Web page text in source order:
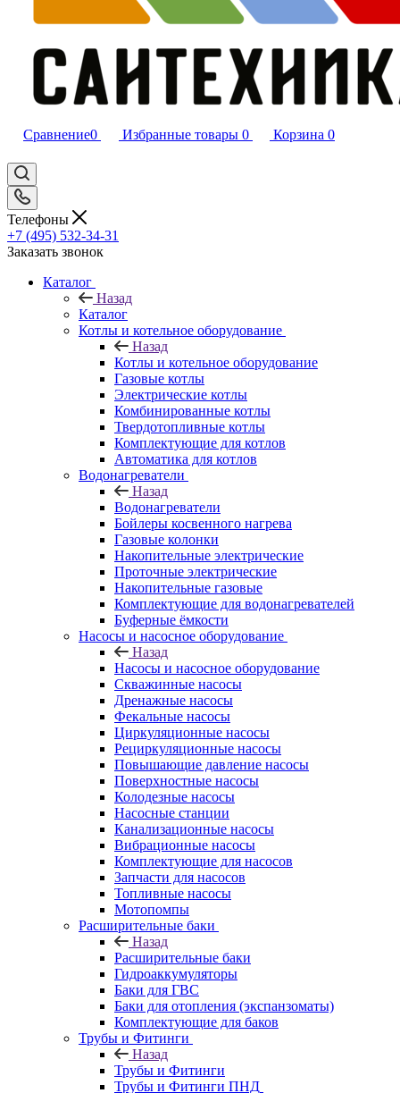
Сравнение0 Избранные товары 0 Корзина 0
Телефоны
+7 (495) 532‑34‑31
Заказать звонок
Каталог
Назад
Каталог
Котлы и котельное оборудование
Назад
Котлы и котельное оборудование
Газовые котлы
Электрические котлы
Комбинированные котлы
Твердотопливные котлы
Комплектующие для котлов
Автоматика для котлов
Водонагреватели
Назад
Водонагреватели
Бойлеры косвенного нагрева
Газовые колонки
Накопительные электрические
Проточные электрические
Накопительные газовые
Комплектующие для водонагревателей
Буферные ёмкости
Насосы и насосное оборудование
Назад
Насосы и насосное оборудование
Скважинные насосы
Дренажные насосы
Фекальные насосы
Циркуляционные насосы
Рециркуляционные насосы
Повышающие давление насосы
Поверхностные насосы
Колодезные насосы
Насосные станции
Канализационные насосы
Вибрационные насосы
Комплектующие для насосов
Запчасти для насосов
Топливные насосы
Мотопомпы
Расширительные баки
Назад
Расширительные баки
Гидроаккумуляторы
Баки для ГВС
Баки для отопления (экспанзоматы)
Комплектующие для баков
Трубы и Фитинги
Назад
Трубы и Фитинги
Трубы и Фитинги ПНД